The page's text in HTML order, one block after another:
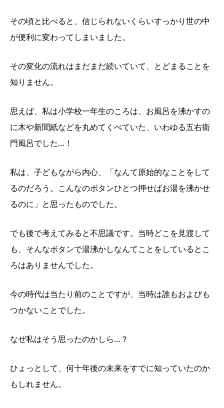
その頃と比べると、信じられないくらいすっかり世の中
が便利に変わってしまいました。
その変化の流れはまだまだ続いていて、とどまることを
知りません。
思えば、私は小学校一年生のころは、お風呂を沸かすの
に木や新聞紙などを丸めてくべていた、いわゆる五右衛
門風呂でした…！
私は、子どもながら内心、「なんて原始的なことをして
るのだろう。こんなのボタンひとつ押せばお湯を沸かせ
るのに」と思ったものでした。
でも後で考えてみると不思議です。当時どこを見渡して
も、そんなボタンで湯沸かしなんてことをしているとこ
ろはありませんでした。
今の時代は当たり前のことですが、当時は誰もおよびも
つかないことでした。
なぜ私はそう思ったのかしら…？
ひょっとして、何十年後の未来をすでに知っていたのか
もしれません。